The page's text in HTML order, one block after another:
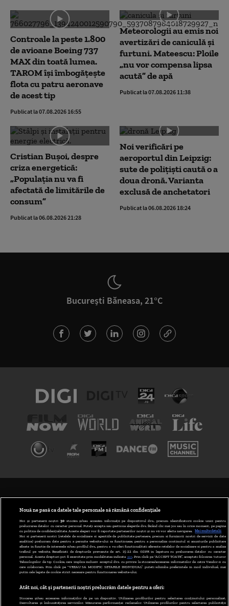
Controale la peste 1.800
de avioane Boeing 737
MAX din toată lumea.
TAROM își îmbogățește
flota cu patru aeronave
de acest tip
Publicat la 07.08.2026 16:55
Meteorologii au emis noi
avertizări de caniculă și
furtuni. Mateescu: Ploile
„nu vor compensa lipsa
acută” de apă
Publicat la 07.08.2026 11:38
Cristian Bușoi, despre
criza energetică:
„Populația nu va fi
afectată de limitările de
consum”
Publicat la 06.08.2026 21:28
Noi verificări pe
aeroportul din Leipzig:
sute de polițiști caută o a
doua dronă. Varianta
exclusă de anchetatori
Publicat la 06.08.2026 18:24
București Băneasa, 21°C
ABONARE DIGI TV
GESTIONAȚI PREFERINȚELE
CODUL DIGI24
CAMERE WEB
CONTACT/INFO
Nouă ne pasă ca datele tale personale să rămână confidențiale
Noi și partenerii noștri 30stocăm și/sau accesăm informații pe dispozitivul dvs., precum identificatorii cookie unici pentru
prelucrarea datelor cu caracter personal. Puteți accepta sau gestiona alegerile dvs. făcând clic mai jos sau în orice moment, pe pagina
cu politica de confidențialitate. Aceste alegeri vor fi raportate partenerilor noștri și nu vă vor afecta navigarea.
Mai multe detalii
Noi si partenerii nostri (retelele de socializare si agentiile de publicitate partenere, precum si furnizorii nostri de servicii de date
analitice) prelucram date pentru a permite website-ului sa functioneze, pentru a personaliza continutul si anunturile publicitare
afisate in functie de interesele si/sau profilul dvs., pentru a va oferi functionalitati aferente retelelor de socializare si pentru a analiza
traficul pe website. Beneficiati de drepturile prevazute de art. 15-22 din GDPR in legatura cu prelucrarea datelor cu caracter
personal. Aceste drepturi pot fi exercitate prin modalitatea indicata aici. Prin click pe “ACCEPT TOATE”, acceptati folosirea tuturor
Tehnologiilor de tip Cookie, care implica inclusiv acceptul dvs. cu privire la stocarea/accesarea informatiilor de catre Vendor-ii cu
care colaboram. Prin click pe “VREAU SA MODIFIC SETARILE INDIVIDUAL” puteti schimba preferintele in mod individual, mai
putin cele legate de cookie strict necesare pentru functionarea website-ului.
Atât noi, cât și partenerii noștri prelucrăm datele pentru a oferi:
Stocarea și/sau accesarea informațiilor de pe un dispozitiv. Utilizarea profilurilor pentru selectarea conținutului personalizat.
Dezvoltarea și îmbunătățirea serviciilor. Măsurarea performanței reclamelor. Utilizarea profilurilor pentru selectarea publicității